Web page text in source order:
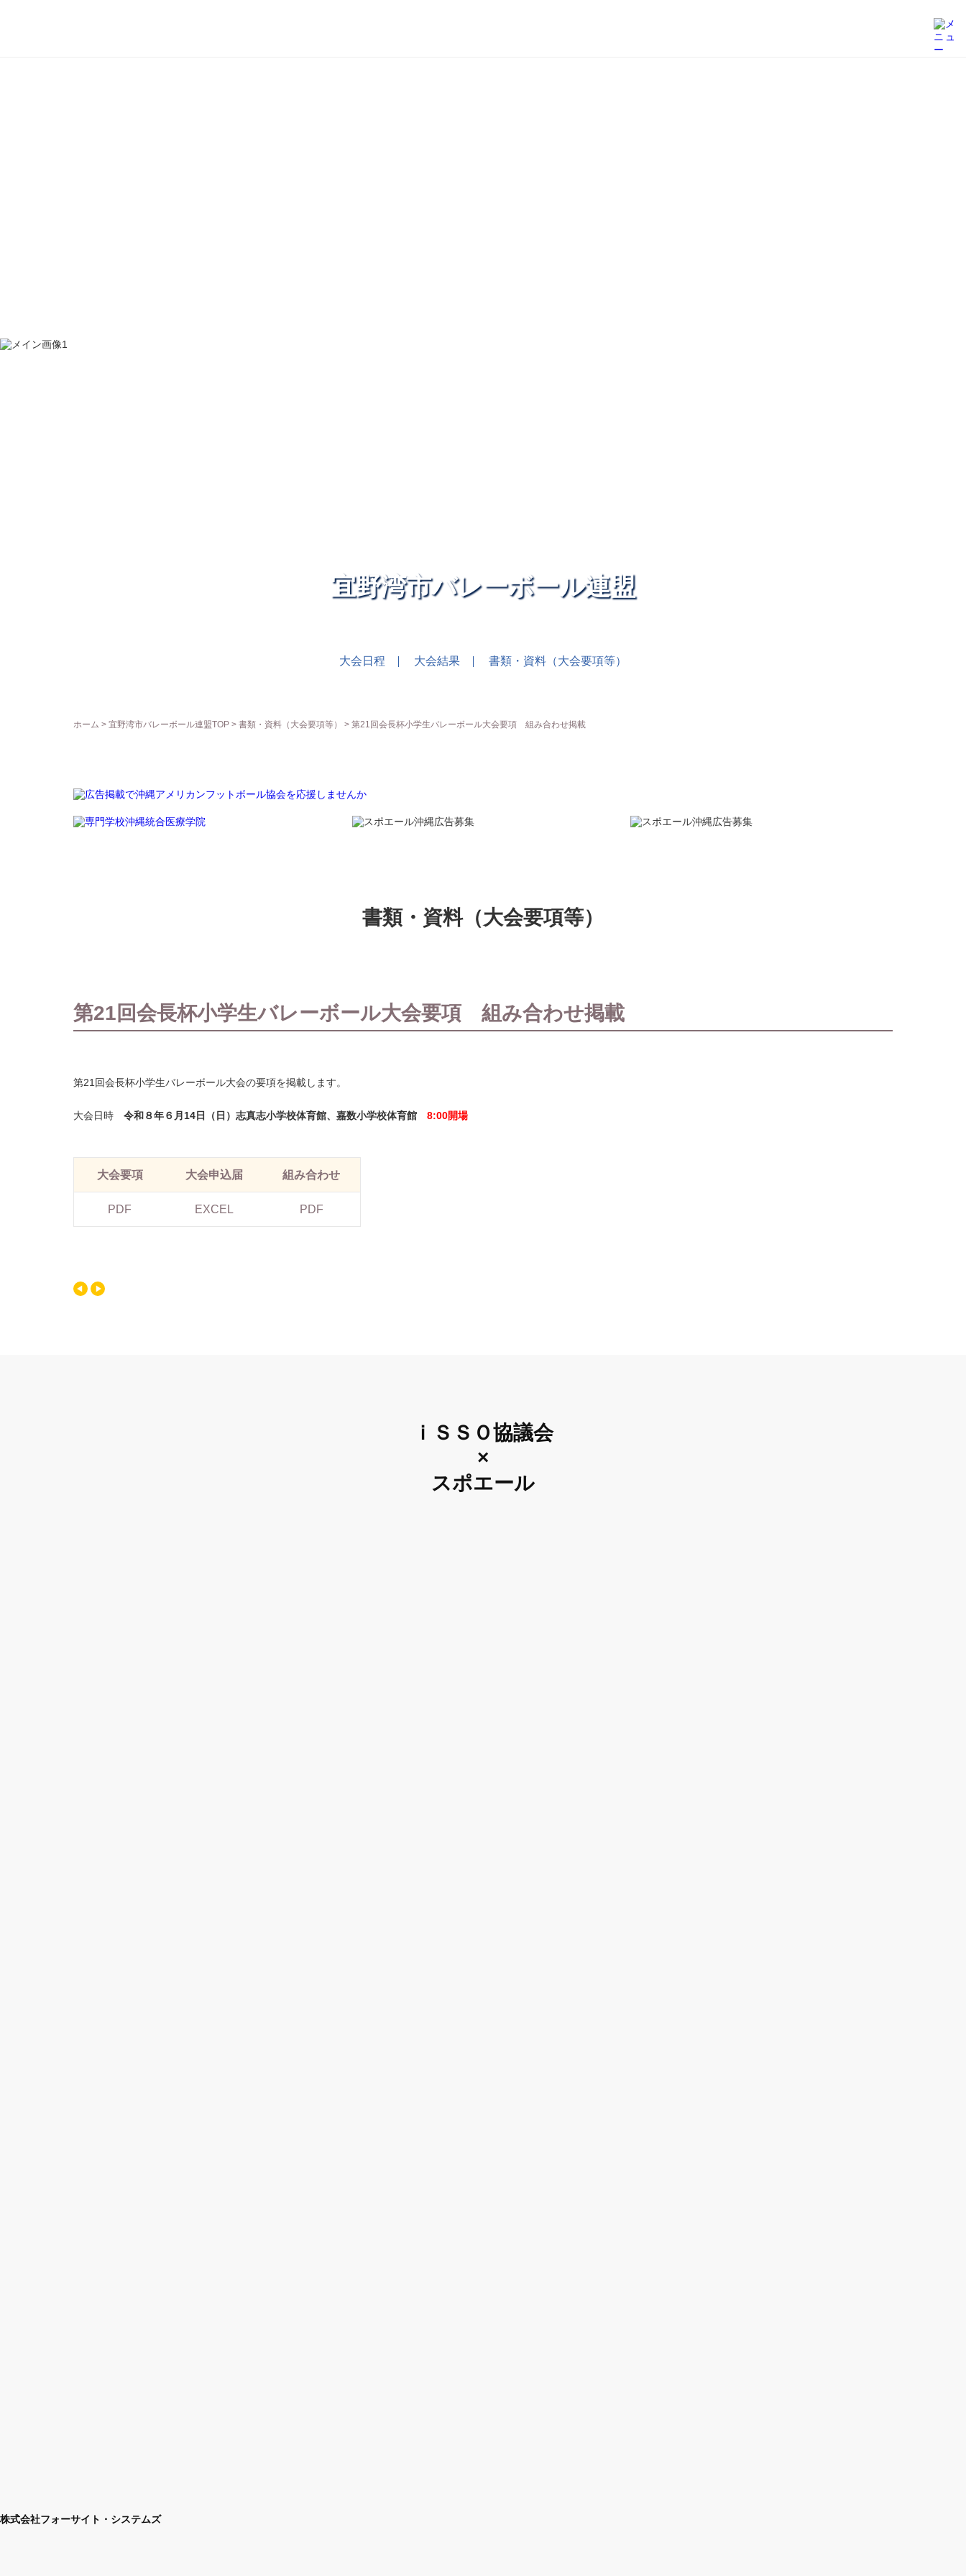
宜野湾市バレーボール連盟
大会日程 大会結果 書類・資料（大会要項等）
ホーム > 宜野湾市バレーボール連盟TOP > 書類・資料（大会要項等） > 第21回会長杯小学生バレーボール大会要項 組み合わせ掲載
書類・資料（大会要項等）
第21回会長杯小学生バレーボール大会要項 組み合わせ掲載
第21回会長杯小学生バレーボール大会の要項を掲載します。
大会日時 令和８年６月14日（日）志真志小学校体育館、嘉数小学校体育館 8:00開場
大会要項 大会申込届 組み合わせ
PDF EXCEL PDF
ｉＳＳＯ協議会
×
スポエール
株式会社フォーサイト・システムズ